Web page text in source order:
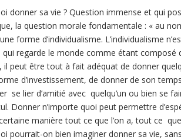
donner sa vie ? Question immense et qui
la question morale fondamentale : « au
forme d’individualisme. L’individualisme
regarde le monde comme étant composé
il peut être tout à fait adéquat de donner
d’investissement, de donner de son
se lier d’amitié avec quelqu’un ou bien se
Donner n’importe quoi peut permettre
manière tout ce que l’on a, tout ce
pourrait-on bien imaginer donner sa vie,